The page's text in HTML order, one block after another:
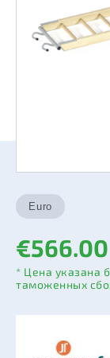
€566.00
* Цена указана
таможенных